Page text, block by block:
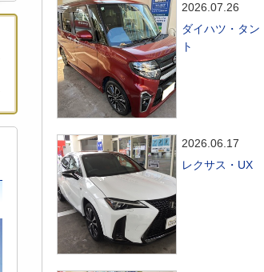
2026.07.26
ダイハツ・タン
ト
2026.06.17
レクサス・UX